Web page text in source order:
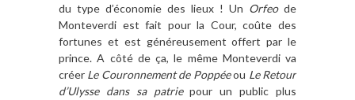
du type d’économie des lieux ! Un Orfeo de
Monteverdi est fait pour la Cour, coûte des
fortunes et est généreusement offert par le
prince. A côté de ça, le même Monteverdi va
créer Le Couronnement de Poppéeou Le Retour
d’Ulysse dans sa patriepour un public plus